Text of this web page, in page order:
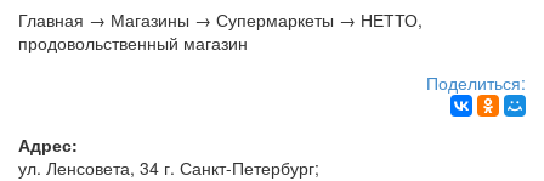
Главная → Магазины → Супермаркеты → НЕТТО,
продовольственный магазин
Поделиться:
Адрес:
ул. Ленсовета, 34 г. Санкт-Петербург;